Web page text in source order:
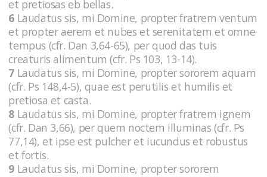
et pretiosas eb bellas.
6 Laudatus sis, mi Domine, propter fratrem ventum
et propter aerem et nubes et serenitatem et omne
tempus (cfr. Dan 3,64-65), per quod das tuis
creaturis alimentum (cfr. Ps 103, 13-14).
7 Laudatus sis, mi Domine, propter sororem aquam
(cfr. Ps 148,4-5), quae est perutilis et humilis et
pretiosa et casta.
8 Laudatus sis, mi Domine, propter fratrem ignem
(cfr. Dan 3,66), per quem noctem illuminas (cfr. Ps
77,14), et ipse est pulcher et iucundus et robustus
et fortis.
9 Laudatus sis, mi Domine, propter sororem